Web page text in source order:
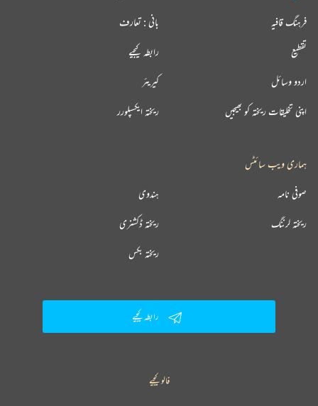
فرہنگ قافیہ
تقطیع
اردو وسائل
اپنی تخلیقات ریختہ کو بھیجیں
بانی : تعارف
رابطہ کیجیے
کیریئر
ریختہ ایکسپلورر
ہماری ویب سائٹس
ہندوی صوفی نامہ
ریختہ ڈکشنری ریختہ لرننگ
ریختہ بکس
رابطہ کیجیے
فالو کیجیے